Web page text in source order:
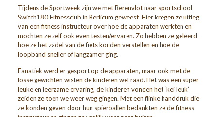
Tijdens de Sportweek zijn we met Berenvlot naar sportschool
Switch180 Fitnessclub in Berlicum geweest. Hier kregen ze uitleg
van een fitness instructeur over hoe de apparaten werkten en
mochten ze zelf ook even testen/ervaren. Zo hebben ze geleerd
hoe ze het zadel van de fiets konden verstellen en hoe de
loopband sneller of langzamer ging.
Fanatiek werd er gesport op de apparaten, maar ook met de
losse gewichten wisten de kinderen wel raad. Het was een super
leuke en leerzame ervaring, de kinderen vonden het ‘kei leuk’
zeiden ze toen we weer weg gingen. Met een flinke handdruk die
ze konden geven door hun spierballen bedankten ze de fitness